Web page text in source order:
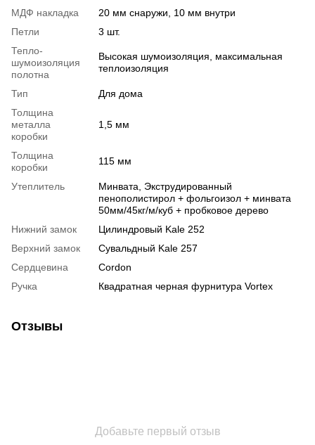
МДФ накладка
20 мм снаружи, 10 мм внутри
Петли
3 шт.
Тепло-
шумоизоляция
полотна
Высокая шумоизоляция, максимальная
теплоизоляция
Тип
Для дома
Толщина
металла
коробки
1,5 мм
Толщина
коробки
115 мм
Утеплитель
Минвата, Экструдированный
пенополистирол + фольгоизол + минвата
50мм/45кг/м/куб + пробковое дерево
Нижний замок
Цилиндровый Kale 252
Верхний замок
Сувальдный Kale 257
Сердцевина
Cordon
Ручка
Квадратная черная фурнитура Vortex
Отзывы
Добавьте первый отзыв